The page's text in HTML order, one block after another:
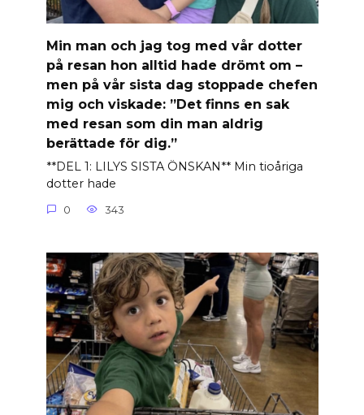
Min man och jag tog med vår dotter
på resan hon alltid hade drömt om –
men på vår sista dag stoppade chefen
mig och viskade: ”Det finns en sak
med resan som din man aldrig
berättade för dig.”
**DEL 1: LILYS SISTA ÖNSKAN** Min tioåriga
dotter hade
0 343